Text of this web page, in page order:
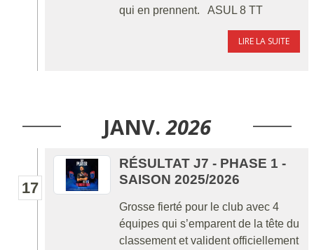
qui en prennent. ASUL 8 TT
LIRE LA SUITE
JANV. 2026
17
RÉSULTAT J7 - PHASE 1 -
SAISON 2025/2026
Grosse fierté pour le club avec 4
équipes qui s’emparent de la tête du
classement et valident officiellement